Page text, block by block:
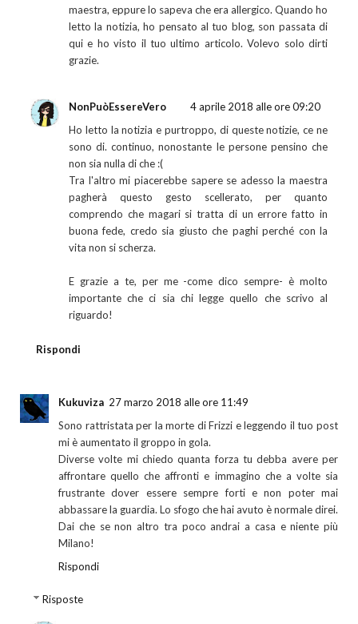
maestra, eppure lo sapeva che era allergico. Quando ho
letto la notizia, ho pensato al tuo blog, son passata di
qui e ho visto il tuo ultimo articolo. Volevo solo dirti
grazie.
NonPuòEssereVero
4 aprile 2018 alle ore 09:20
Ho letto la notizia e purtroppo, di queste notizie, ce ne
sono di. continuo, nonostante le persone pensino che
non sia nulla di che :(
Tra l'altro mi piacerebbe sapere se adesso la maestra
pagherà questo gesto scellerato, per quanto
comprendo che magari si tratta di un errore fatto in
buona fede, credo sia giusto che paghi perché con la
vita non si scherza.
E grazie a te, per me -come dico sempre- è molto
importante che ci sia chi legge quello che scrivo al
riguardo!
Rispondi
Kukuviza 27 marzo 2018 alle ore 11:49
Sono rattristata per la morte di Frizzi e leggendo il tuo post
mi è aumentato il groppo in gola.
Diverse volte mi chiedo quanta forza tu debba avere per
affrontare quello che affronti e immagino che a volte sia
frustrante dover essere sempre forti e non poter mai
abbassare la guardia. Lo sfogo che hai avuto è normale direi.
Dai che se non altro tra poco andrai a casa e niente più
Milano!
Rispondi
Risposte